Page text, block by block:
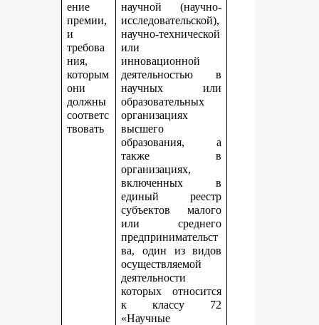
ение
премии,
и
требова
ния,
которым
они
должны
соответс
твовать
научной (научно-
исследовательской),
научно-технической
или
инновационной
деятельностью в
научных или
образовательных
организациях
высшего
образования, а
также в
организациях,
включенных в
единый реестр
субъектов малого
или среднего
предпринимательст
ва, один из видов
осуществляемой
деятельности
которых относится
к классу 72
«Научные